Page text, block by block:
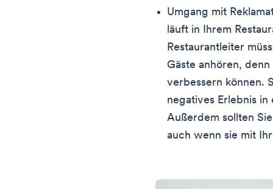
Umgang mit
läuft in Ihrem
Restaurantleiter
Gäste anhören,
verbessern können.
negatives Erlebnis
Außerdem sollten
auch wenn sie mit